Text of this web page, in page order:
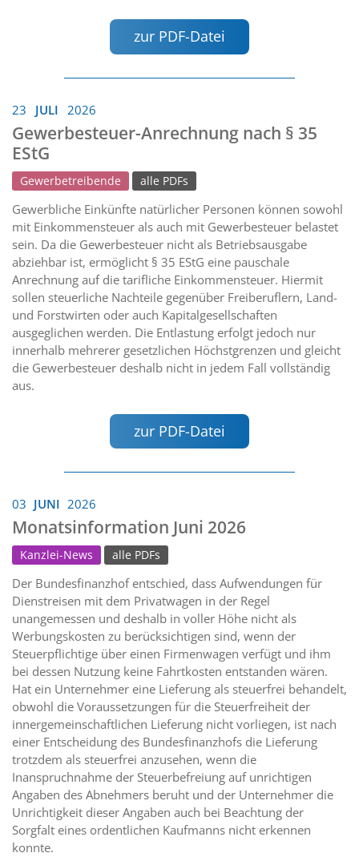
zur PDF-Datei
23 JULI 2026
Gewerbesteuer-Anrechnung nach § 35
EStG
Gewerbetreibende alle PDFs
Gewerbliche Einkünfte natürlicher Personen können sowohl
mit Einkommensteuer als auch mit Gewerbesteuer belastet
sein. Da die Gewerbesteuer nicht als Betriebsausgabe
abziehbar ist, ermöglicht § 35 EStG eine pauschale
Anrechnung auf die tarifliche Einkommensteuer. Hiermit
sollen steuerliche Nachteile gegenüber Freiberuflern, Land-
und Forstwirten oder auch Kapitalgesellschaften
ausgeglichen werden. Die Entlastung erfolgt jedoch nur
innerhalb mehrerer gesetzlichen Höchstgrenzen und gleicht
die Gewerbesteuer deshalb nicht in jedem Fall vollständig
aus.
zur PDF-Datei
03 JUNI 2026
Monatsinformation Juni 2026
Kanzlei-News alle PDFs
Der Bundesfinanzhof entschied, dass Aufwendungen für
Dienstreisen mit dem Privatwagen in der Regel
unangemessen und deshalb in voller Höhe nicht als
Werbungskosten zu berücksichtigen sind, wenn der
Steuerpflichtige über einen Firmenwagen verfügt und ihm
bei dessen Nutzung keine Fahrtkosten entstanden wären.
Hat ein Unternehmer eine Lieferung als steuerfrei behandelt,
obwohl die Voraussetzungen für die Steuerfreiheit der
innergemeinschaftlichen Lieferung nicht vorliegen, ist nach
einer Entscheidung des Bundesfinanzhofs die Lieferung
trotzdem als steuerfrei anzusehen, wenn die
Inanspruchnahme der Steuerbefreiung auf unrichtigen
Angaben des Abnehmers beruht und der Unternehmer die
Unrichtigkeit dieser Angaben auch bei Beachtung der
Sorgfalt eines ordentlichen Kaufmanns nicht erkennen
konnte.